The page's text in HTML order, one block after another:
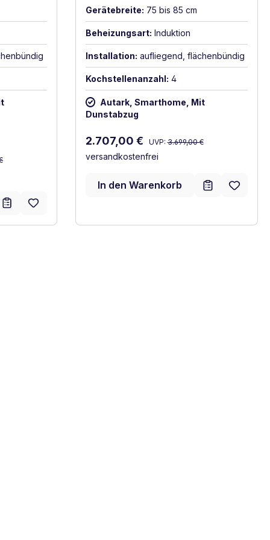
Gerätebreite: 75 bis 85 cm
Beheizungsart: Induktion
Installation: aufliegend, flächenbündig
Kochstellenanzahl: 4
Autark, Smarthome, Mit
Dunstabzug
Verkaufspreis:
2.707,00 € Regulärer Preis:
UVP: 3.699,00 €
versandkostenfrei
In den Warenkorb